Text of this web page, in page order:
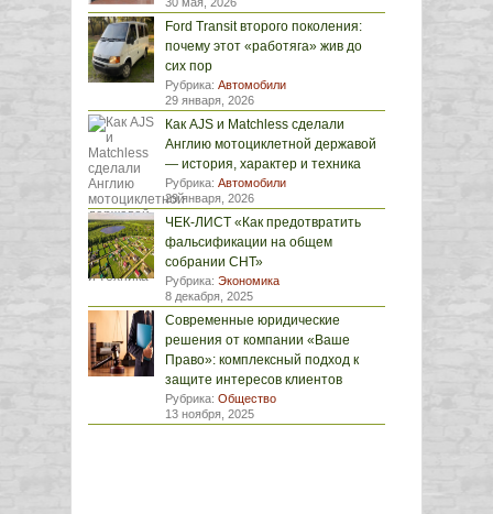
Ford Transit второго поколения:
почему этот «работяга» жив до
сих пор
Рубрика: Автомобили
29 января, 2026
Как AJS и Matchless сделали
Англию мотоциклетной державой
— история, характер и техника
Рубрика: Автомобили
29 января, 2026
ЧЕК-ЛИСТ «Как предотвратить
фальсификации на общем
собрании СНТ»
Рубрика: Экономика
8 декабря, 2025
Современные юридические
решения от компании «Ваше
Право»: комплексный подход к
защите интересов клиентов
Рубрика: Общество
13 ноября, 2025